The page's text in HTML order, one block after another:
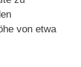
von etwa